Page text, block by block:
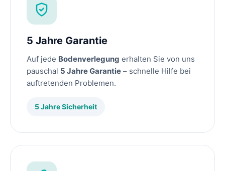
5 Jahre Garantie
Auf jede Bodenverlegung erhalten Sie von uns
pauschal 5 Jahre Garantie – schnelle Hilfe bei
auftretenden Problemen.
5 Jahre Sicherheit